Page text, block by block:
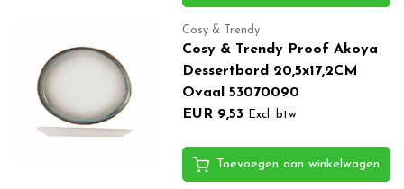
Cosy & Trendy
Cosy & Trendy Proof Akoya
Dessertbord 20,5x17,2CM
Ovaal 53070090
EUR 9,53
Excl. btw
Toevoegen aan winkelwagen